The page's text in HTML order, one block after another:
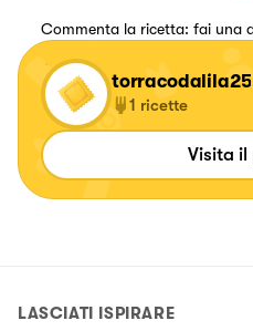
Commenta la ricetta: fai una
torracodalila25
1 ricette
Visita
LASCIATI ISPIRARE